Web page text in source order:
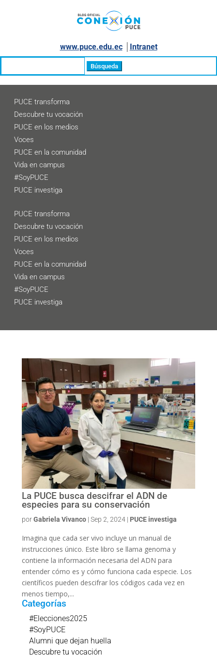
www.puce.edu.ec│ Intranet
PUCE transforma
Descubre tu vocación
PUCE en los medios
Voces
PUCE en la comunidad
Vida en campus
#SoyPUCE
PUCE investiga
PUCE transforma
Descubre tu vocación
PUCE en los medios
Voces
PUCE en la comunidad
Vida en campus
#SoyPUCE
PUCE investiga
La PUCE busca descifrar el ADN de
especies para su conservación
porGabriela Vivanco| Sep 2, 2024| PUCE investiga
Imagina que cada ser vivo incluye un manual de
instrucciones único. Este libro se llama genoma y
contiene la información necesaria del ADN para
entender cómo es y cómo funciona cada especie. Los
científicos pueden descifrar los códigos cada vez en
menos tiempo,...
Categorías
#Elecciones2025
#SoyPUCE
Alumni que dejan huella
Descubre tu vocación